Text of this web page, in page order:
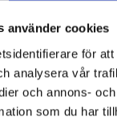
använder cookies
för
analysera vår
och annons-
som du har
även
sig trygg och
rutiner för